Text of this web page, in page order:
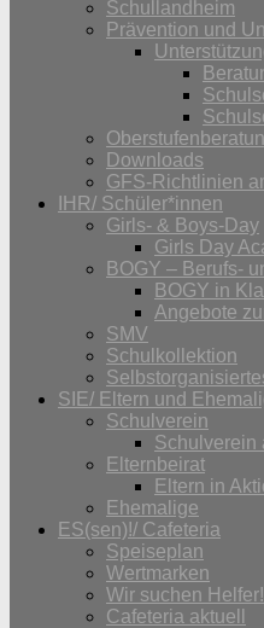
Schullandheim
Prävention und
Downloads
GFS-Richtlinien
IHR/ Schüler*innen
Girls- & Boys-Day
Girls Day
BOGY – Berufs-
BOGY in
Angebote
SMV
Schulkollektion
SIE/ Eltern und
Schulverein
Schulverein
Elternbeirat
Eltern in
Ehemalige
ES(sen)!/ Cafeteria
Speiseplan
Wertmarken
Wir suchen Helfer!
Cafeteria aktuell